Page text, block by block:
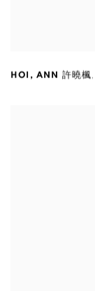
HOI , ANN 許曉楓,